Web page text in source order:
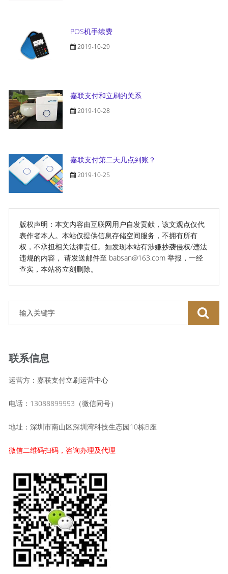
POS机手续费
2019-10-29
嘉联支付和立刷的关系
2019-10-28
嘉联支付第二天几点到账？
2019-10-25
版权声明：本文内容由互联网用户自发贡献，该文观点仅代
表作者本人。本站仅提供信息存储空间服务，不拥有所有
权，不承担相关法律责任。如发现本站有涉嫌抄袭侵权/违法
违规的内容， 请发送邮件至 babsan@163.com 举报，一经
查实，本站将立刻删除。
联系信息
运营方：嘉联支付立刷运营中心
电话：13088899993（微信同号）
地址：深圳市南山区深圳湾科技生态园10栋B座
微信二维码扫码，咨询办理及代理